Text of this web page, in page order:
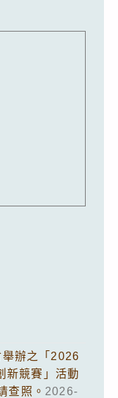
辦之「2026
新競賽」活動
查照。 2026-